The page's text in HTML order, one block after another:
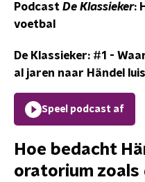
Podcast De Klassieker:
voetbal
De Klassieker: #1 -
al jaren naar Händel
Speel podcast af
Hoe bedacht
oratorium zoals